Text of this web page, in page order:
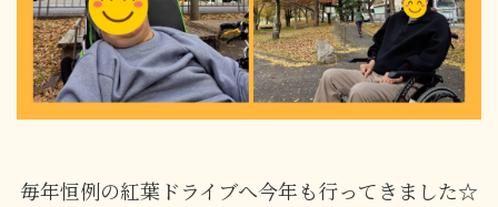
毎年恒例の紅葉ドライブへ今年も行ってきました☆